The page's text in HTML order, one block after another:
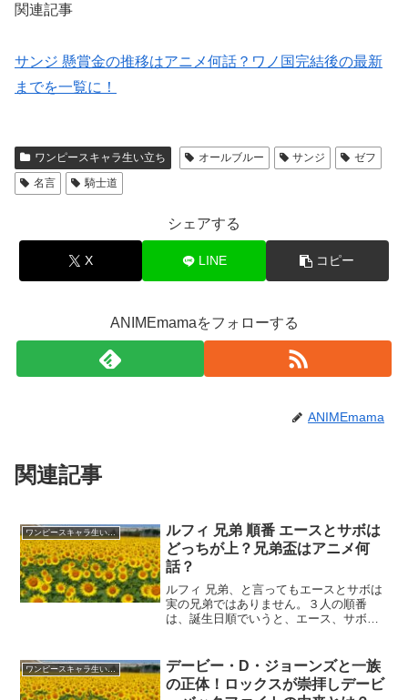
関連記事
サンジ 懸賞金の推移はアニメ何話？ワノ国完結後の最新
までを一覧に！
ワンピースキャラ生い立ち オールブルー サンジ
ゼフ
名言
騎士道
シェアする
X LINE コピー
ANIMEmamaをフォローする
ANIMEmama
関連記事
ワンピースキャラ生い立ち
ルフィ 兄弟 順番 エースとサボは
どっちが上？兄弟盃はアニメ何
話？
ルフィ 兄弟、と言ってもエースとサボは
実の兄弟ではありません。３人の順番
は、誕生日順でいうと、エース、サボ、
か？それぞれの道を進んだ彼らのその後
もまとめてみます。(ad...
ワンピースキャラ生い立ち
デービー・D・ジョーンズと一族
の正体！ロックスが崇拝しデービ